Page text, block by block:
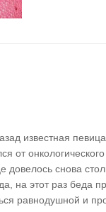
известная
от
довелось снова
на этот раз беда
равнодушной и